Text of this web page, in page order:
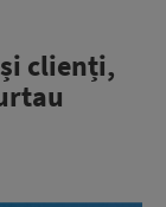
clienți,